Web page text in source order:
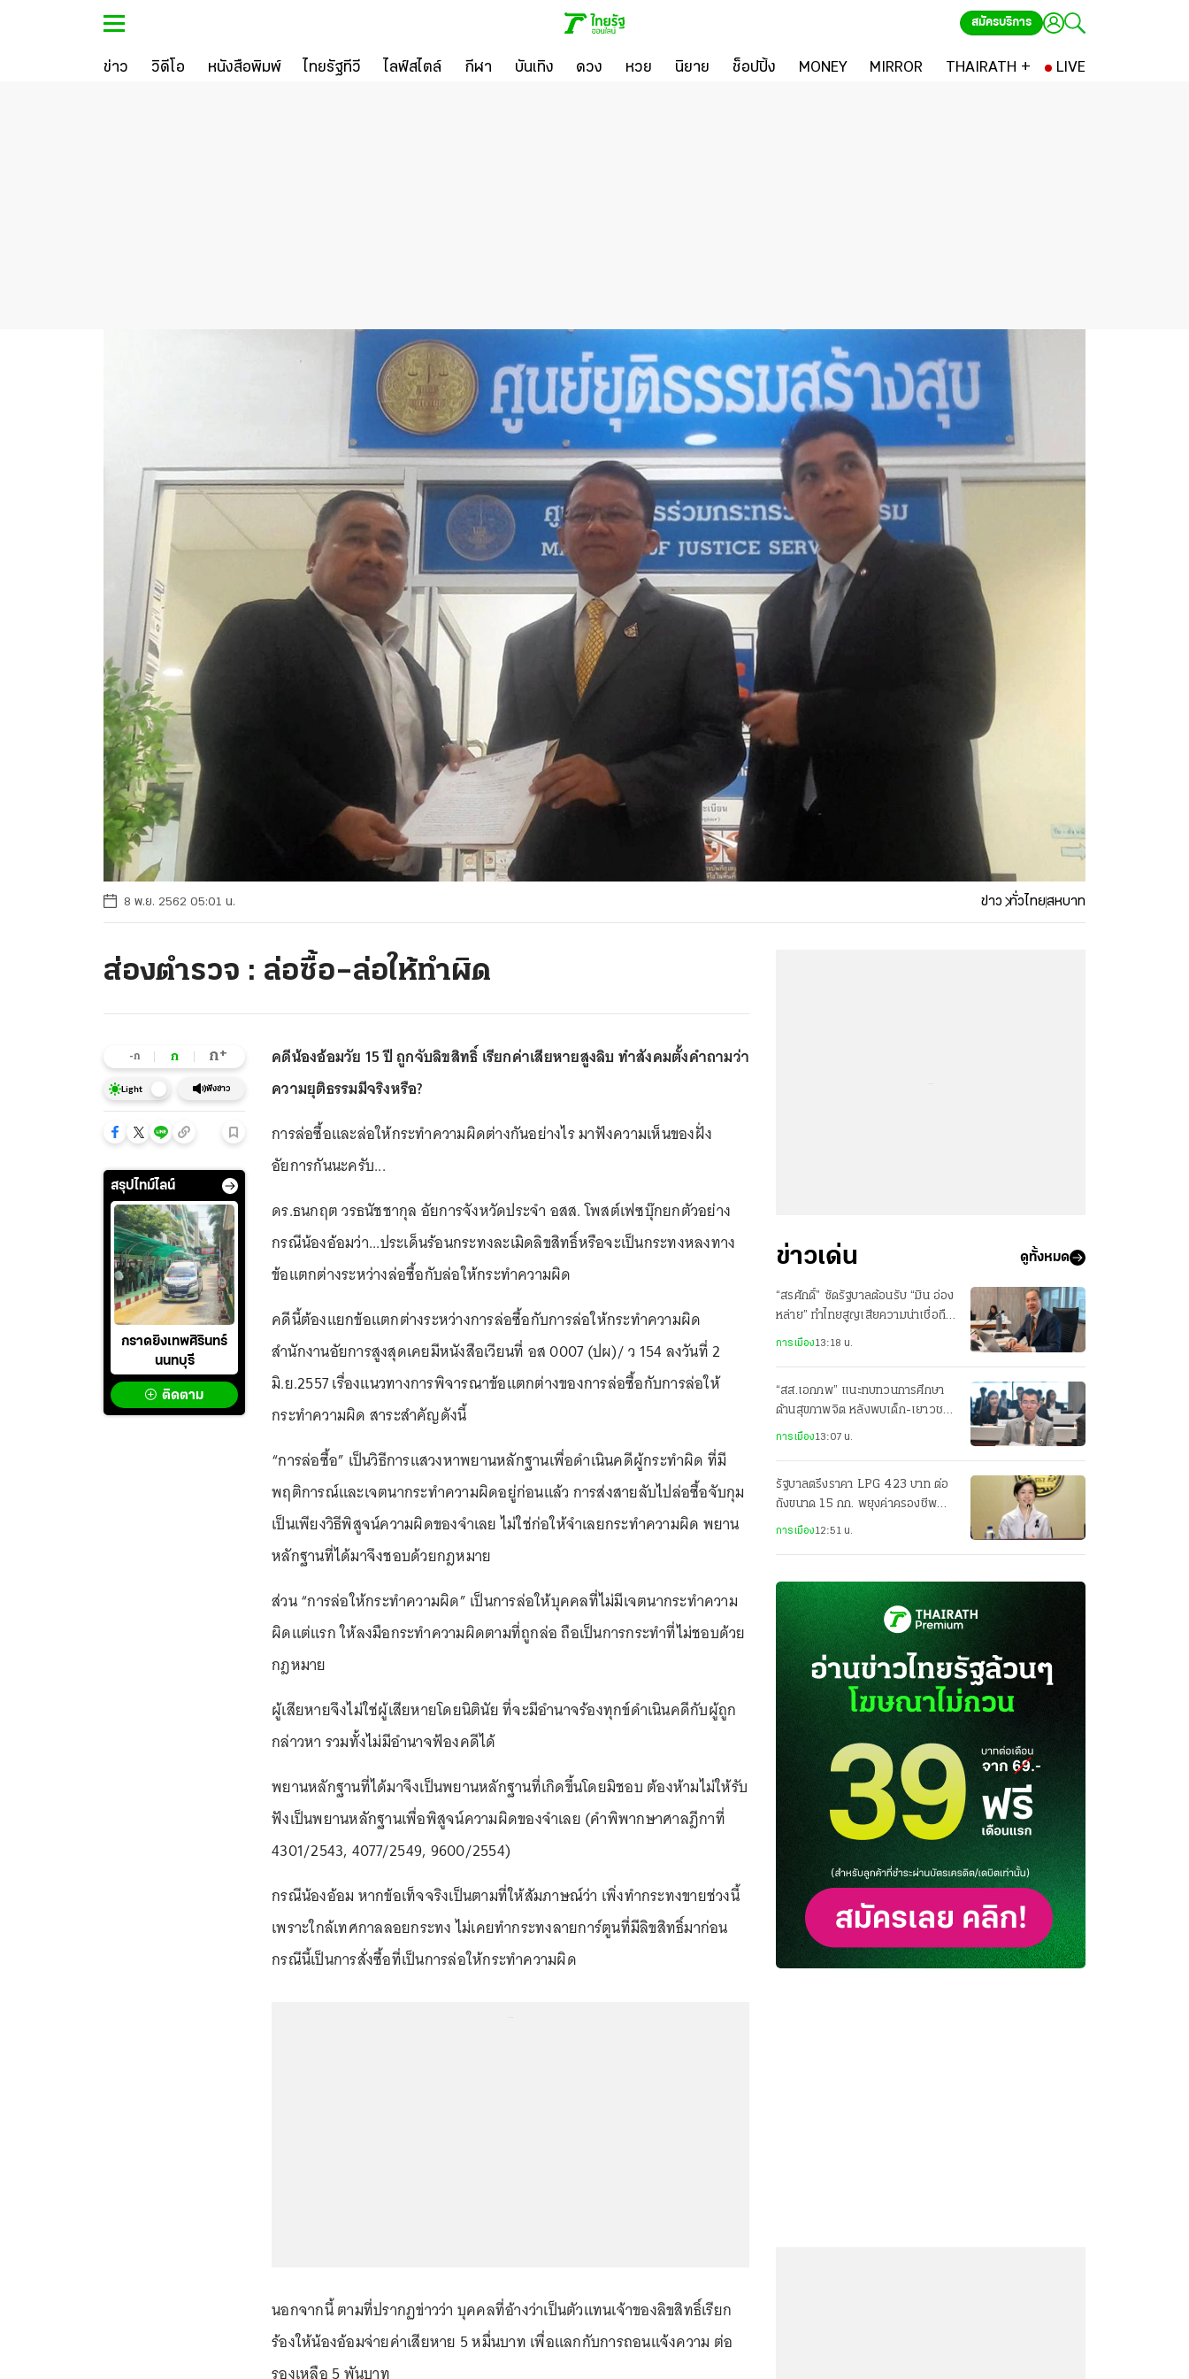
สมัครบริการ
ข่าว วิดีโอ หนังสือพิมพ์ ไทยรัฐทีวี ไลฟ์สไตล์ กีฬา บันเทิง ดวง หวย นิยาย ช็อปปิ้ง MONEY MIRROR THAIRATH + LIVE
8 พ.ย. 2562 05:01 น. ข่าว ทั่วไทยสหบาท
ส่องตำรวจ : ล่อซื้อ–ล่อให้ทำผิด
-ก ก ก+
Light ฟังข่าว
สรุปไทม์ไลน์
กราดยิงเทพศิรินทร์
นนทบุรี
ติดตาม
คดีน้องอ้อมวัย 15 ปี ถูกจับลิขสิทธิ์ เรียกค่าเสียหายสูงลิบ ทำสังคมตั้งคำถามว่า
ความยุติธรรมมีจริงหรือ?
การล่อซื้อและล่อให้กระทำความผิดต่างกันอย่างไร มาฟังความเห็นของฝั่ง
อัยการกันนะครับ...
ดร.ธนกฤต วรธนัชชากุล อัยการจังหวัดประจำ อสส. โพสต์เฟซบุ๊กยกตัวอย่าง
กรณีน้องอ้อมว่า...ประเด็นร้อนกระทงละเมิดลิขสิทธิ์หรือจะเป็นกระทงหลงทาง
ข้อแตกต่างระหว่างล่อซื้อกับล่อให้กระทำความผิด
คดีนี้ต้องแยกข้อแตกต่างระหว่างการล่อซื้อกับการล่อให้กระทำความผิด
สำนักงานอัยการสูงสุดเคยมีหนังสือเวียนที่ อส 0007 (ปผ)/ ว 154 ลงวันที่ 2
มิ.ย.2557 เรื่องแนวทางการพิจารณาข้อแตกต่างของการล่อซื้อกับการล่อให้
กระทำความผิด สาระสำคัญดังนี้
“การล่อซื้อ” เป็นวิธีการแสวงหาพยานหลักฐานเพื่อดำเนินคดีผู้กระทำผิด ที่มี
พฤติการณ์และเจตนากระทำความผิดอยู่ก่อนแล้ว การส่งสายลับไปล่อซื้อจับกุม
เป็นเพียงวิธีพิสูจน์ความผิดของจำเลย ไม่ใช่ก่อให้จำเลยกระทำความผิด พยาน
หลักฐานที่ได้มาจึงชอบด้วยกฎหมาย
ส่วน “การล่อให้กระทำความผิด” เป็นการล่อให้บุคคลที่ไม่มีเจตนากระทำความ
ผิดแต่แรก ให้ลงมือกระทำความผิดตามที่ถูกล่อ ถือเป็นการกระทำที่ไม่ชอบด้วย
กฎหมาย
ผู้เสียหายจึงไม่ใช่ผู้เสียหายโดยนิตินัย ที่จะมีอำนาจร้องทุกข์ดำเนินคดีกับผู้ถูก
กล่าวหา รวมทั้งไม่มีอำนาจฟ้องคดีได้
พยานหลักฐานที่ได้มาจึงเป็นพยานหลักฐานที่เกิดขึ้นโดยมิชอบ ต้องห้ามไม่ให้รับ
ฟังเป็นพยานหลักฐานเพื่อพิสูจน์ความผิดของจำเลย (คำพิพากษาศาลฎีกาที่
4301/2543, 4077/2549, 9600/2554)
กรณีน้องอ้อม หากข้อเท็จจริงเป็นตามที่ให้สัมภาษณ์ว่า เพิ่งทำกระทงขายช่วงนี้
เพราะใกล้เทศกาลลอยกระทง ไม่เคยทำกระทงลายการ์ตูนที่มีลิขสิทธิ์มาก่อน
กรณีนี้เป็นการสั่งซื้อที่เป็นการล่อให้กระทำความผิด
นอกจากนี้ ตามที่ปรากฏข่าวว่า บุคคลที่อ้างว่าเป็นตัวแทนเจ้าของลิขสิทธิ์เรียก
ร้องให้น้องอ้อมจ่ายค่าเสียหาย 5 หมื่นบาท เพื่อแลกกับการถอนแจ้งความ ต่อ
ข่าวเด่น ดูทั้งหมด
“สรศักดิ์” ซัดรัฐบาลต้อนรับ “มิน อ่อง
หล่าย” ทำไทยสูญเสียความน่าเชื่อถือ
ในเวทีโลก
การเมือง13:18 น.
“สส.เอกภพ” แนะทบทวนการศึกษา
ด้านสุขภาพจิต หลังพบเด็ก-เยาวชน
เสี่ยงซึมเศร้าสูง
การเมือง13:07 น.
รัฐบาลตรึงราคา LPG 423 บาท ต่อ
ถังขนาด 15 กก. พยุงค่าครองชีพ
ประชาชน
การเมือง12:51 น.